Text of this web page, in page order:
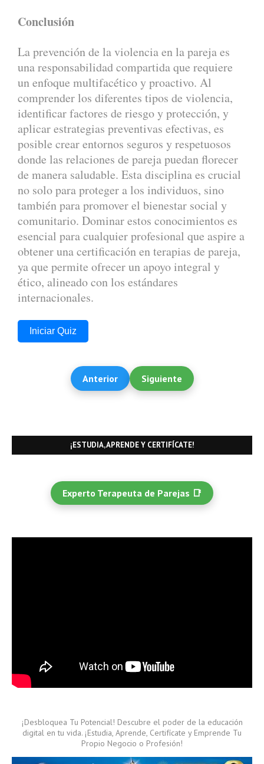
Conclusión
La prevención de la violencia en la pareja es
una responsabilidad compartida que requiere
un enfoque multifacético y proactivo. Al
comprender los diferentes tipos de violencia,
identificar factores de riesgo y protección, y
aplicar estrategias preventivas efectivas, es
posible crear entornos seguros y respetuosos
donde las relaciones de pareja puedan florecer
de manera saludable. Esta disciplina es crucial
no solo para proteger a los individuos, sino
también para promover el bienestar social y
comunitario. Dominar estos conocimientos es
esencial para cualquier profesional que aspire a
obtener una certificación en terapias de pareja,
ya que permite ofrecer un apoyo integral y
ético, alineado con los estándares
internacionales.
Iniciar Quiz
Anterior Siguiente
¡ESTUDIA, APRENDE Y CERTIFÍCATE!
Experto Terapeuta de Parejas 📑
¡Desbloquea Tu Potencial! Descubre el poder de la educación
digital en tu vida. ¡Estudia, Aprende, Certifícate y Emprende Tu
Propio Negocio o Profesión!